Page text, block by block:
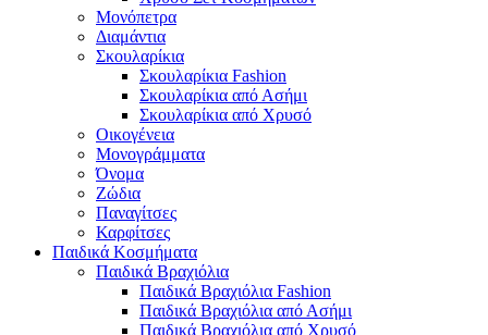
Μονόπετρα
Διαμάντια
Σκουλαρίκια
Σκουλαρίκια Fashion
Σκουλαρίκια από Ασήμι
Σκουλαρίκια από Χρυσό
Οικογένεια
Μονογράμματα
Όνομα
Ζώδια
Παναγίτσες
Καρφίτσες
Παιδικά Κοσμήματα
Παιδικά Βραχιόλια
Παιδικά Βραχιόλια Fashion
Παιδικά Βραχιόλια από Ασήμι
Παιδικά Βραχιόλια από Χρυσό